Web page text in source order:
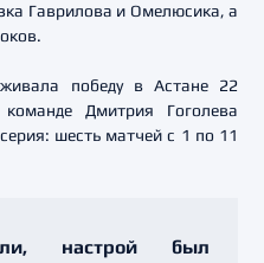
Гаврилова и Омелюсика, а
победу в Астане 22
Дмитрия Гоголева
шесть матчей с 1 по 11
настрой был